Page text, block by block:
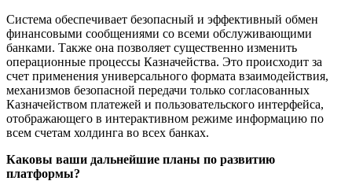
Система обеспечивает безопасный и эффективный обмен
финансовыми сообщениями со всеми обслуживающими
банками. Также она позволяет существенно изменить
операционные процессы Казначейства. Это происходит за
счет применения универсального формата взаимодействия,
механизмов безопасной передачи только согласованных
Казначейством платежей и пользовательского интерфейса,
отображающего в интерактивном режиме информацию по
всем счетам холдинга во всех банках.
Каковы ваши дальнейшие планы по развитию
платформы?